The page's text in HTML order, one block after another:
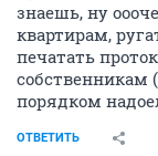
знаешь, ну
квартирам,
печатать
собственникам
порядком
ОТВЕТИТЬ